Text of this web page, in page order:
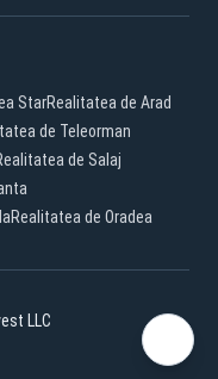
StarRealitatea de Arad
de Teleorman
de Salaj
Realitatea de Oradea
LLC